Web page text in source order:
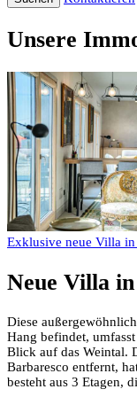
Unsere
Exklusive neue Villa in
Neue Villa
Diese
Hang befindet,
Blick auf das Weintal.
Barbaresco entfernt,
besteht aus 3 Etagen,